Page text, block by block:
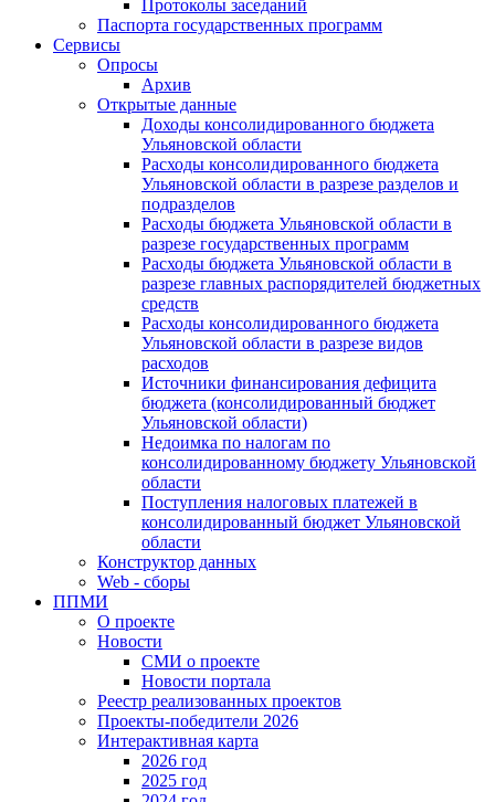
Протоколы заседаний
Паспорта государственных программ
Сервисы
Опросы
Архив
Открытые данные
Доходы консолидированного бюджета
Ульяновской области
Расходы консолидированного бюджета
Ульяновской области в разрезе разделов и
подразделов
Расходы бюджета Ульяновской области в
разрезе государственных программ
Расходы бюджета Ульяновской области в
разрезе главных распорядителей бюджетных
средств
Расходы консолидированного бюджета
Ульяновской области в разрезе видов
расходов
Источники финансирования дефицита
бюджета (консолидированный бюджет
Ульяновской области)
Недоимка по налогам по
консолидированному бюджету Ульяновской
области
Поступления налоговых платежей в
консолидированный бюджет Ульяновской
области
Конструктор данных
Web - сборы
ППМИ
О проекте
Новости
СМИ о проекте
Новости портала
Реестр реализованных проектов
Проекты-победители 2026
Интерактивная карта
2026 год
2025 год